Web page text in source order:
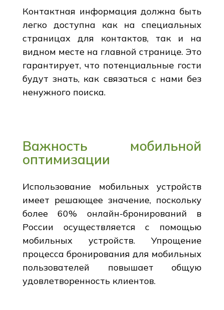
Контактная информация должна быть
легко доступна как на специальных
страницах для контактов, так и на
видном месте на главной странице. Это
гарантирует, что потенциальные гости
будут знать, как связаться с нами без
ненужного поиска.
Важность мобильной
оптимизации
Использование мобильных устройств
имеет решающее значение, поскольку
более 60% онлайн-бронирований в
России осуществляется с помощью
мобильных устройств. Упрощение
процесса бронирования для мобильных
пользователей повышает общую
удовлетворенность клиентов.